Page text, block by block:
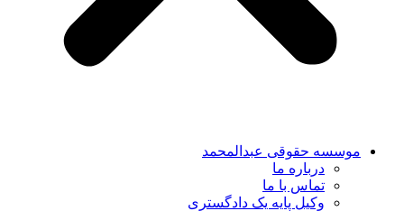
موسسه حقوقی عبدالمحمد
درباره ما
تماس با ما
وکیل پایه یک دادگستری